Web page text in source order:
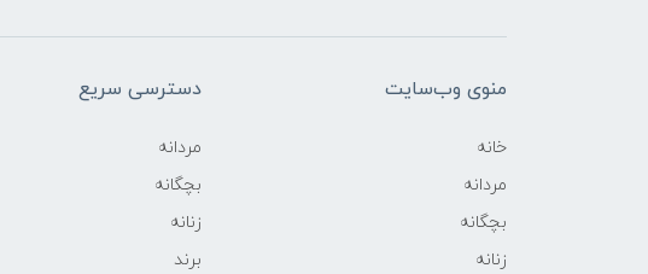
منوی وب‌سایت
خانه
مردانه
بچگانه
زنانه
دسترسی سریع
مردانه
بچگانه
زنانه
برند